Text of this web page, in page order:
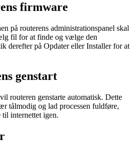
firmware
på routerens administrationspanel skal
fil for at finde og vælge den
derefter på Opdater eller Installer for at
genstart
routeren genstarte automatisk. Dette
tålmodig og lad processen fuldføre,
internettet igen.